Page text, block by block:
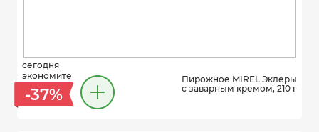
сегодня
экономите
-37%
Пирожное MIREL Эклеры
с заварным кремом, 210 г